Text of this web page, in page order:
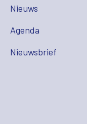
Nieuws
Agenda
Nieuwsbrief